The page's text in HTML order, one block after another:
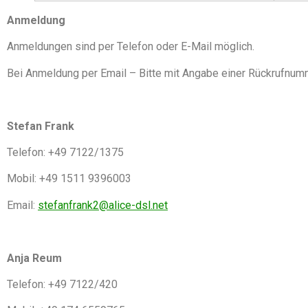
Anmeldung
Anmeldungen sind per Telefon oder E-Mail möglich.
Bei Anmeldung per Email – Bitte mit Angabe einer
Stefan Frank
Telefon: +49 7122/1375
Mobil: +49 1511 9396003
Email: stefanfrank2@alice-dsl.net
Anja Reum
Telefon: +49 7122/420